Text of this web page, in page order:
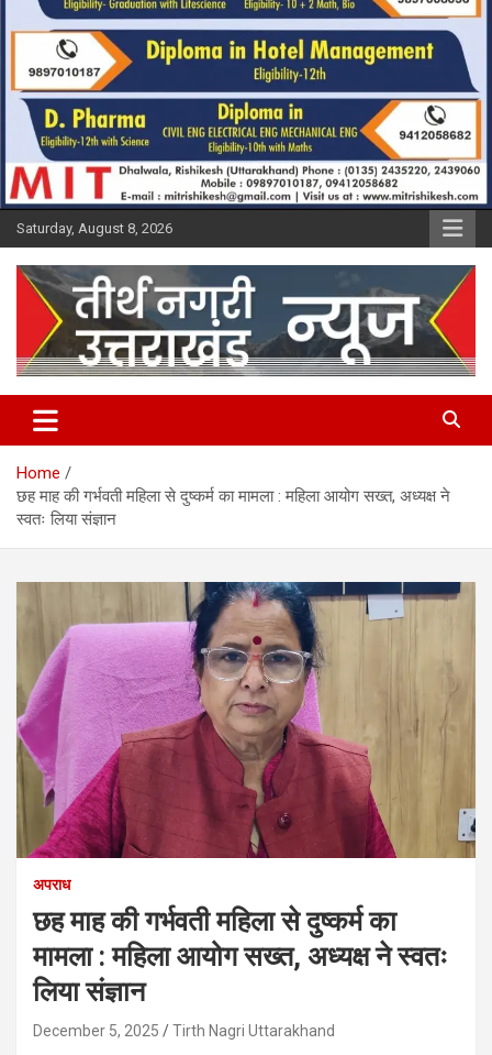
Saturday, August 8, 2026
Tirth Nagri Uttarakhand
Home
छह माह की गर्भवती महिला से दुष्कर्म का मामला : महिला आयोग सख्त, अध्यक्ष ने
स्वतः लिया संज्ञान
अपराध
छह माह की गर्भवती महिला से दुष्कर्म का
मामला : महिला आयोग सख्त, अध्यक्ष ने स्वतः
लिया संज्ञान
December 5, 2025 Tirth Nagri Uttarakhand